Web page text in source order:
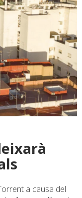
a causa del